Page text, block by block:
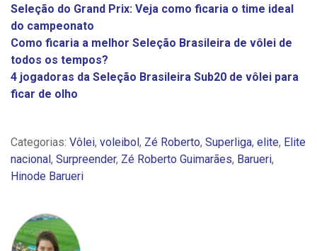
Seleção do Grand Prix: Veja como ficaria o time ideal
do campeonato
Como ficaria a melhor Seleção Brasileira de vôlei de
todos os tempos?
4 jogadoras da Seleção Brasileira Sub20 de vôlei para
ficar de olho
Categorias: Vôlei, voleibol , Zé Roberto, Superliga, elite, Elite
nacional , Surpreender, Zé Roberto Guimarães, Barueri,
Hinode Barueri